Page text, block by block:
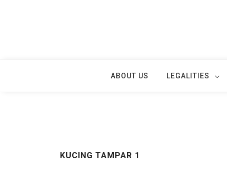
ABOUT US LEGALITIES
KUCING TAMPAR 1